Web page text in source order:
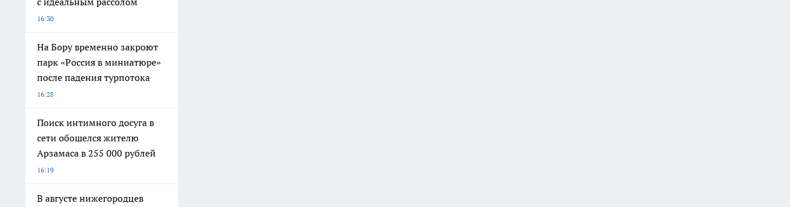
16:30
На Бору временно закроют
парк «Россия в миниатюре»
после падения турпотока
16:28
Поиск интимного досуга в
сети обошелся жителю
Арзамаса в 255 000 рублей
16:19
В августе нижегородцев